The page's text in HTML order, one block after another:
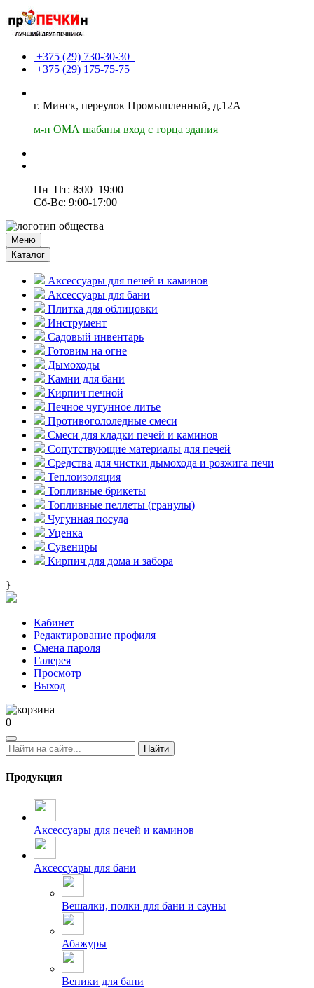
+375 (29) 730-30-30
+375 (29) 175-75-75
г. Минск, переулок Промышленный, д.12А
м-н ОМА шабаны вход с торца здания
Пн–Пт: 8:00–19:00
Сб-Вс: 9:00-17:00
Меню
Каталог
Аксессуары для печей и каминов
Аксессуары для бани
Плитка для облицовки
Инструмент
Садовый инвентарь
Готовим на огне
Дымоходы
Камни для бани
Кирпич печной
Печное чугунное литье
Противогололедные смеси
Смеси для кладки печей и каминов
Сопутствующие материалы для печей
Средства для чистки дымохода и розжига печи
Теплоизоляция
Топливные брикеты
Топливные пеллеты (гранулы)
Чугунная посуда
Уценка
Сувениры
Кирпич для дома и забора
}
Кабинет
Редактирование профиля
Смена пароля
Галерея
Просмотр
Выход
0
Найти
Продукция
Аксессуары для печей и каминов
Аксессуары для бани
Вешалки, полки для бани и сауны
Абажуры
Веники для бани